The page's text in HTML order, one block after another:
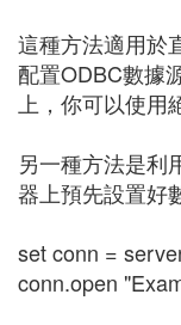
這種方法適用於
配置ODBC數據
上，你可以使用
另一種方法是利
器上預先設置好
set conn =
conn.open